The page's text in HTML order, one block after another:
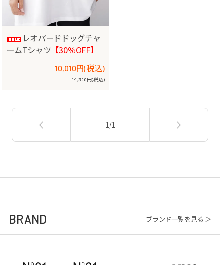
レオパードドッグチャ
ームTシャツ 【30％OFF】
10,010円(税込)
14,300円(税込)
1/1
BRAND ブランド一覧を見る ＞